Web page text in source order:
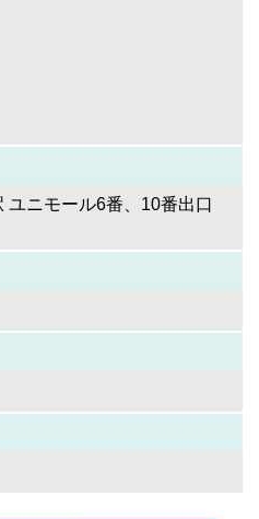
ユニモール6番、10番出口